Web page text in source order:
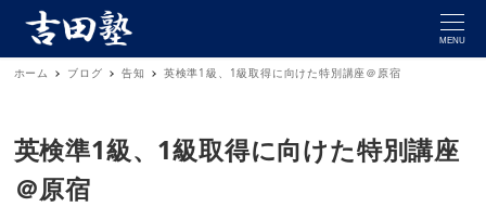
MENU
ホーム ブログ 告知 英検準1級、1級取得に向けた特別講座＠原宿
英検準1級、1級取得に向けた特別講座
＠原宿